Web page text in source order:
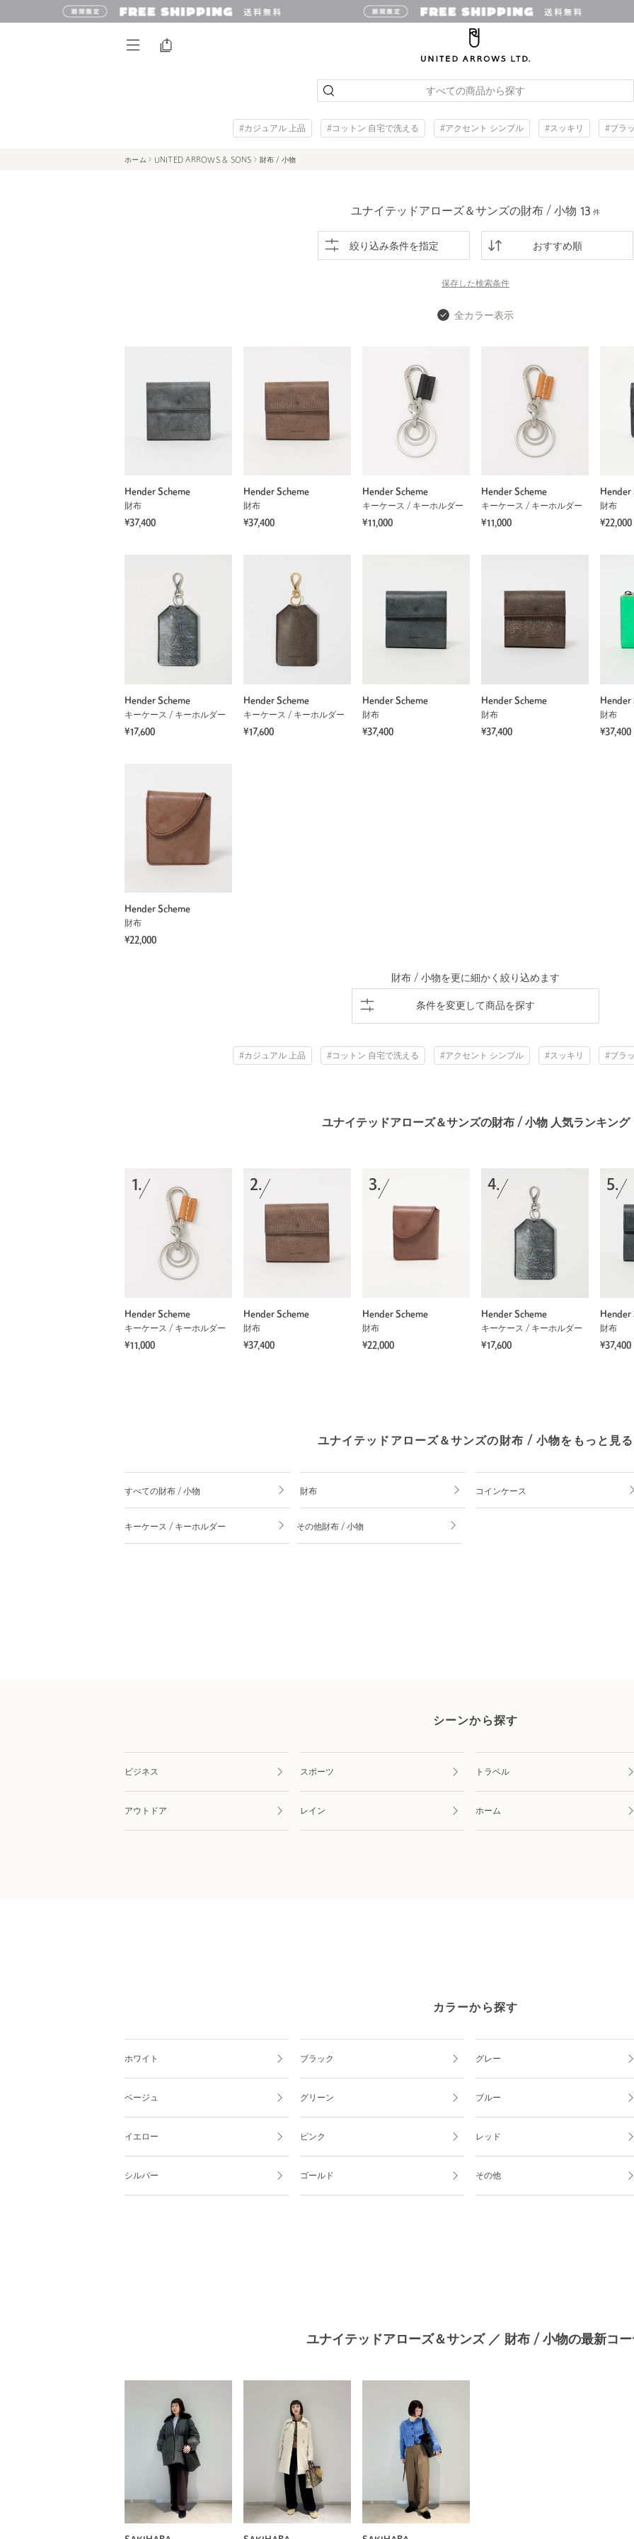
すべての商品から探す
#カジュアル 上品 #コットン 自宅で洗える #アクセント シンプル #スッキリ #ブラ
ホーム UNITED ARROWS & SONS 財布 / 小物
ユナイテッドアローズ＆サンズの財布 / 小物 13 件
絞り込み条件を指定 おすすめ順
保存した検索条件
全カラー表示
Hender Scheme
財布
¥37,400
Hender Scheme
財布
¥37,400
Hender Scheme
キーケース / キーホルダー
¥11,000
Hender Scheme
キーケース / キーホルダー
¥11,000
Hender
財布
¥22,000
Hender Scheme
キーケース / キーホルダー
¥17,600
Hender Scheme
キーケース / キーホルダー
¥17,600
Hender Scheme
財布
¥37,400
Hender Scheme
財布
¥37,400
Hender
財布
¥37,400
Hender Scheme
財布
¥22,000
財布 / 小物を更に細かく絞り込めます
条件を変更して商品を探す
#カジュアル 上品 #コットン 自宅で洗える #アクセント シンプル #スッキリ #ブラ
ユナイテッドアローズ＆サンズの財布 / 小物 人気ランキング
1.
Hender Scheme
キーケース / キーホルダー
¥11,000
2.
Hender Scheme
財布
¥37,400
3.
Hender Scheme
財布
¥22,000
4.
Hender Scheme
キーケース / キーホルダー
¥17,600
5.
Hender
財布
¥37,400
ユナイテッドアローズ＆サンズの財布 / 小物をもっと見る
すべての財布 / 小物 財布 コインケース
キーケース / キーホルダー その他財布 / 小物
シーンから探す
ビジネス スポーツ トラベル
アウトドア レイン ホーム
カラーから探す
ホワイト ブラック グレー
ベージュ グリーン ブルー
イエロー ピンク レッド
シルバー ゴールド その他
ユナイテッドアローズ＆サンズ ／ 財布 / 小物の最新コ